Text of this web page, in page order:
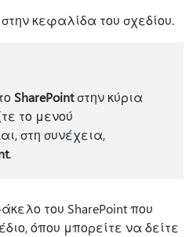
κεφαλίδα του σχεδίου.
SharePointστην κύρια
το μενού
στη συνέχεια,
.
του SharePoint που
όπου μπορείτε να δείτε